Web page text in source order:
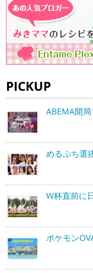
PICKUP
ABEMA開
めるぷち選
W杯直前に
ポケモン